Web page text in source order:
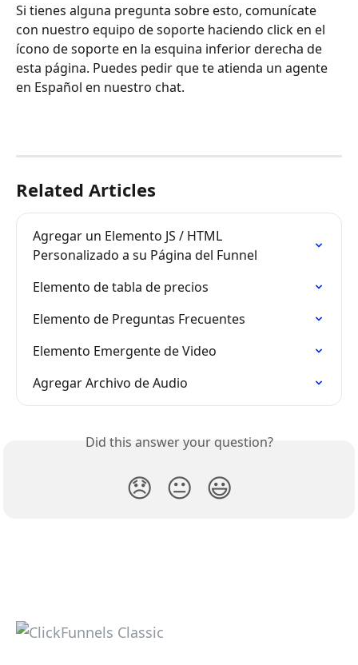
Si tienes alguna pregunta sobre esto, comunícate
con nuestro equipo de soporte haciendo click en el
ícono de soporte en la esquina inferior derecha de
esta página. Puedes pedir que te atienda un agente
en Español en nuestro chat.
Related Articles
Agregar un Elemento JS / HTML
Personalizado a su Página del Funnel
Elemento de tabla de precios
Elemento de Preguntas Frecuentes
Elemento Emergente de Video
Agregar Archivo de Audio
Did this answer your question?
😞 😐 😃